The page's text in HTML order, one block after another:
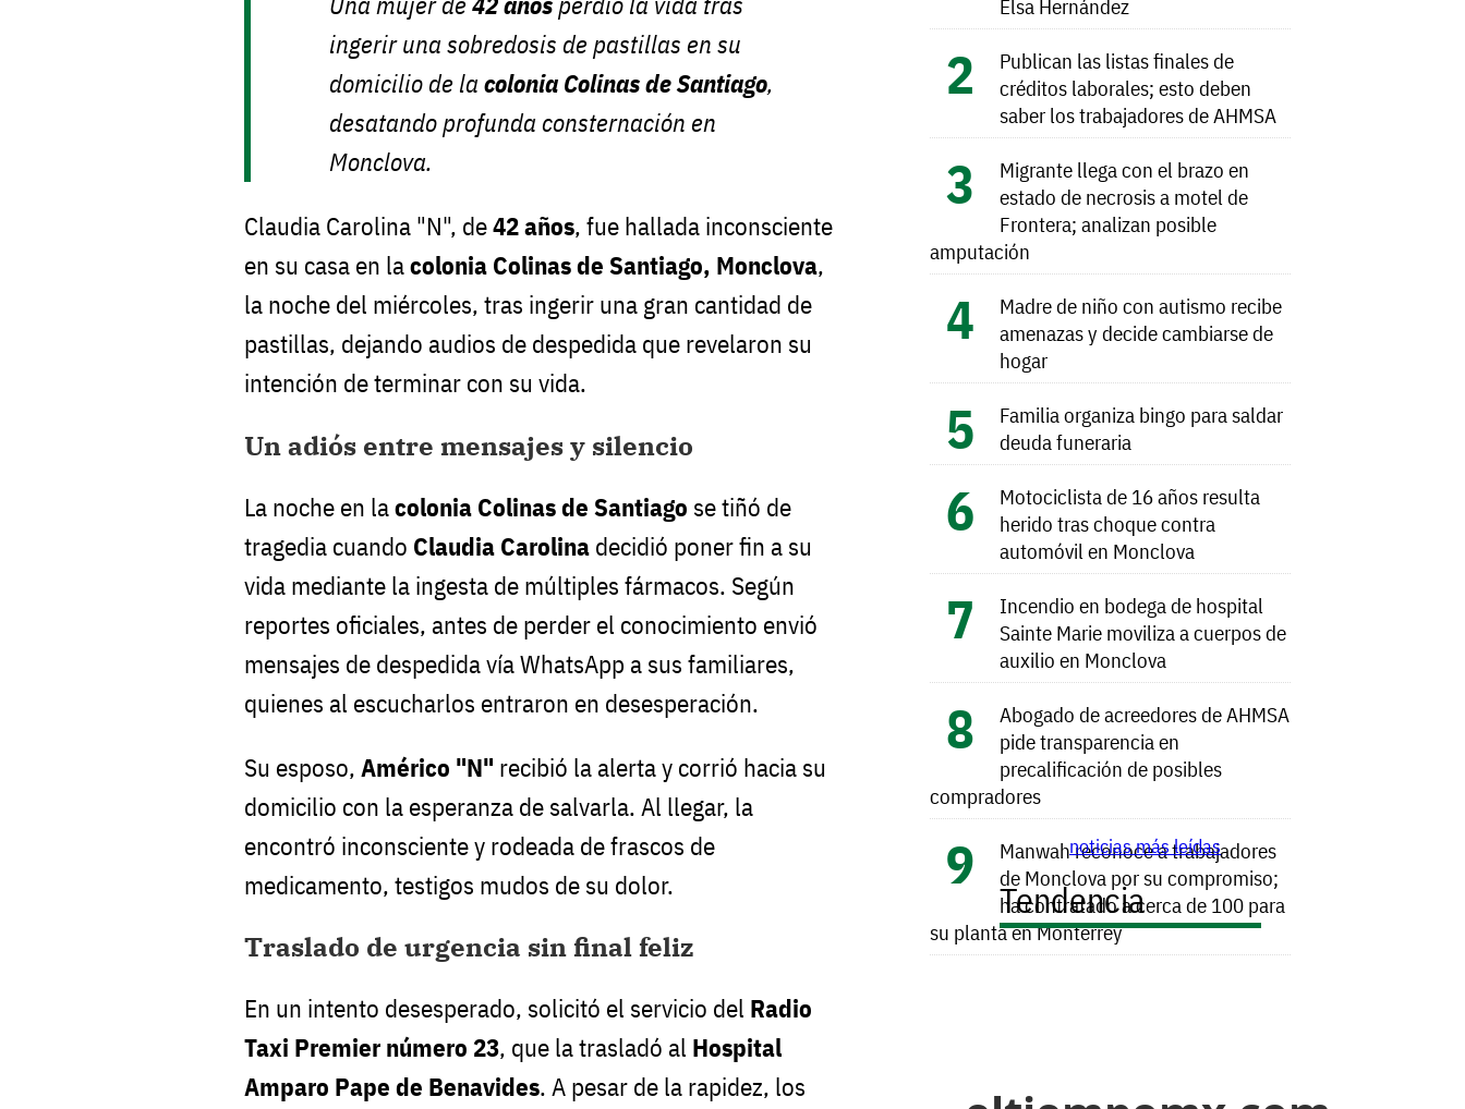
ingerir una sobredosis de pastillas en su
domicilio de lacolonia Colinas de Santiago,
desatando profunda consternación en
Monclova.
Claudia Carolina "N", de42 años, fue hallada inconsciente
en su casa en lacolonia Colinas de Santiago, Monclova,
la noche del miércoles, tras ingerir una gran cantidad de
pastillas, dejando audios de despedida que revelaron su
intención de terminar con su vida.
Un adiós entre mensajes y silencio
La noche en lacolonia Colinas de Santiago se tiñó de
tragedia cuando Claudia Carolina decidió poner fin a su
vida mediante la ingesta de múltiples fármacos. Según
reportes oficiales, antes de perder el conocimiento envió
mensajes de despedida vía WhatsApp a sus familiares,
quienes al escucharlos entraron en desesperación.
Su esposo, Américo "N" recibió la alerta y corrió hacia su
domicilio con la esperanza de salvarla. Al llegar, la
encontró inconsciente y rodeada de frascos de
medicamento, testigos mudos de su dolor.
Traslado de urgencia sin final feliz
En un intento desesperado, solicitó el servicio del Radio
Taxi Premier número 23, que la trasladó al Hospital
Amparo Pape de Benavides. A pesar de la rapidez, los
Elsa Hernández
Publican las listas finales de
créditos laborales; esto deben
saber los trabajadores de AHMSA
Migrante llega con el brazo en
estado de necrosis a motel de
Frontera; analizan posible
amputación
Madre de niño con autismo recibe
amenazas y decide cambiarse de
hogar
Familia organiza bingo para saldar
deuda funeraria
Motociclista de 16 años resulta
herido tras choque contra
automóvil en Monclova
Incendio en bodega de hospital
Sainte Marie moviliza a cuerpos de
auxilio en Monclova
Abogado de acreedores de AHMSA
pide transparencia en
precalificación de posibles
compradores
Manwah reconoce a trabajadores
de Monclova por su compromiso;
ha contratado a cerca de 100 para
su planta en Monterrey
noticias más leídas
Tendencia